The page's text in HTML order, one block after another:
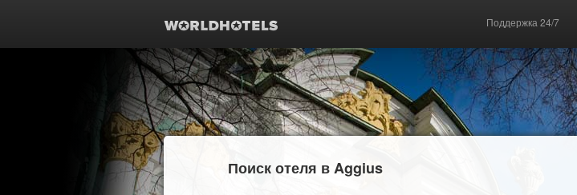
Поддержка 24/7
Поиск отеля в Aggius